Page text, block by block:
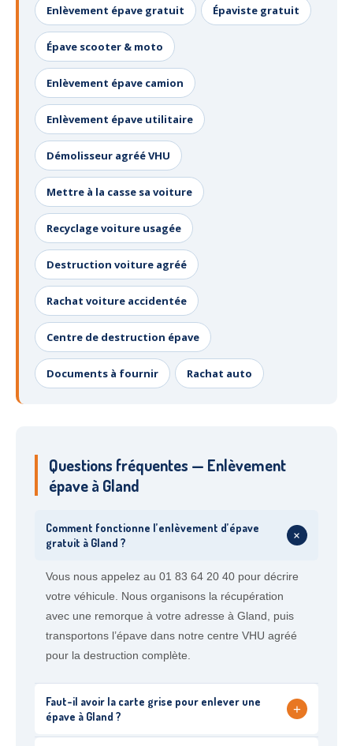
Enlèvement épave gratuit Épaviste gratuit
Épave scooter & moto
Enlèvement épave camion
Enlèvement épave utilitaire
Démolisseur agréé VHU
Mettre à la casse sa voiture
Recyclage voiture usagée
Destruction voiture agréé
Rachat voiture accidentée
Centre de destruction épave
Documents à fournir Rachat auto
Questions fréquentes — Enlèvement
épave à Gland
Comment fonctionne l’enlèvement d’épave
gratuit à Gland ?
+
Vous nous appelez au 01 83 64 20 40 pour décrire
votre véhicule. Nous organisons la récupération
avec une remorque à votre adresse à Gland, puis
transportons l’épave dans notre centre VHU agréé
pour la destruction complète.
Faut-il avoir la carte grise pour enlever une
épave à Gland ?
+